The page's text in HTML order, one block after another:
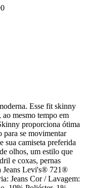
Esse fit skinny
ao mesmo tempo em
proporciona ótima
para se movimentar
camiseta preferida
olhos, um estilo que
e coxas, pernas
Jeans Levi's® 721®
Jeans Cor / Lavagem: